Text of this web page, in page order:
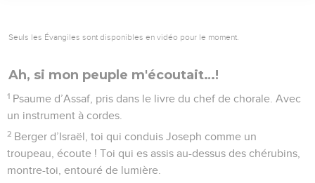
Seuls les Évangiles sont disponibles en vidéo pour le moment.
Ah, si mon peuple m'écoutait…!
1 Psaume d’Assaf, pris dans le livre du chef de chorale. Avec
un instrument à cordes.
2 Berger d’Israël, toi qui conduis Joseph comme un
troupeau, écoute ! Toi qui es assis au-dessus des chérubins,
montre-toi, entouré de lumière.